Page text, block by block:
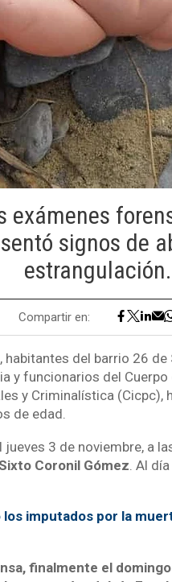
exámenes
signos de
estrangulación.
Compartir en:
del barrio 26 de
y funcionarios del Cuerpo
y Criminalística (Cicpc),
de edad.
3 de noviembre, a
Coronil Gómez . Al
imputados por la
finalmente el